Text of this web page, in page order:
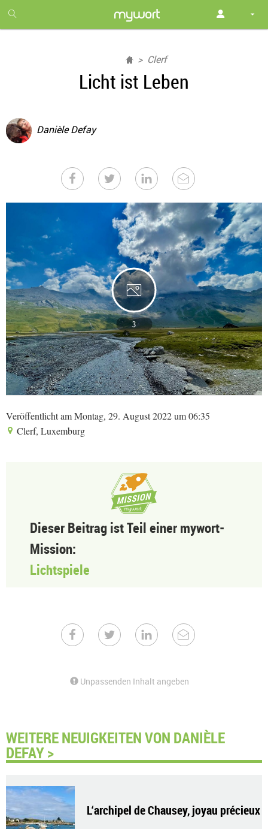
month
free
Clerf
Licht ist Leben
Danièle Defay
3
Veröffentlicht am Montag, 29. August 2022 um 06:35
Clerf, Luxemburg
Dieser Beitrag ist Teil einer mywort-
Mission:
Lichtspiele
Unpassenden Inhalt angeben
WEITERE NEUIGKEITEN VON DANIÈLE
DEFAY >
L‘archipel de Chausey, joyau précieux